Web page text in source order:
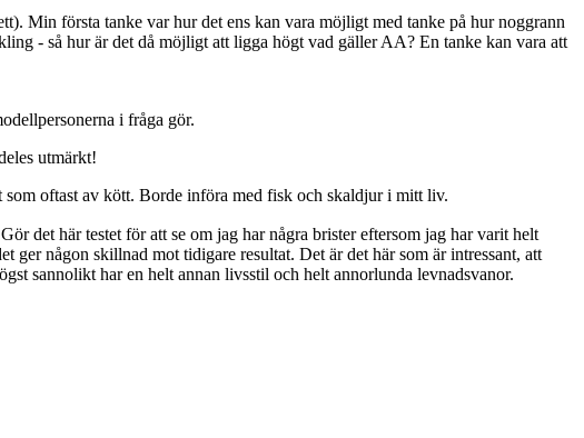
Min första tanke var hur det ens kan vara möjligt med tanke på hur noggrann
- så hur är det då möjligt att ligga högt vad gäller AA? En tanke kan vara att
i fråga gör.
utmärkt!
oftast av kött. Borde införa med fisk och skaldjur i mitt liv.
det här testet för att se om jag har några brister eftersom jag har varit helt
någon skillnad mot tidigare resultat. Det är det här som är intressant, att
sannolikt har en helt annan livsstil och helt annorlunda levnadsvanor.